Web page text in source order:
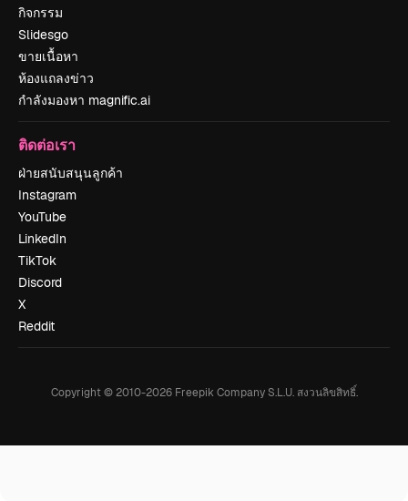
กิจกรรม
Slidesgo
ขายเนื้อหา
ห้องแถลงข่าว
กำลังมองหา magnific.ai
ติดต่อเรา
ฝ่ายสนับสนุนลูกค้า
Instagram
YouTube
LinkedIn
TikTok
Discord
X
Reddit
Copyright © 2010-2026Freepik Company S.L.U. สงวนลิขสิทธิ์.